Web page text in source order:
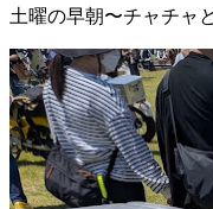
土曜の早朝〜チャチャ